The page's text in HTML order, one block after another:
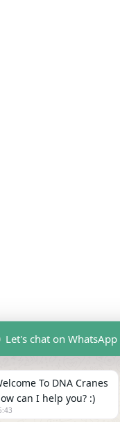
Let's chat on WhatsApp
To DNA Cranes
can I help you? :)